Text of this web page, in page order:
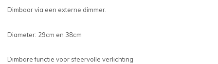
Dimbaar via een externe dimmer.
Diameter: 29cm en 38cm
Dimbare functie voor sfeervolle verlichting